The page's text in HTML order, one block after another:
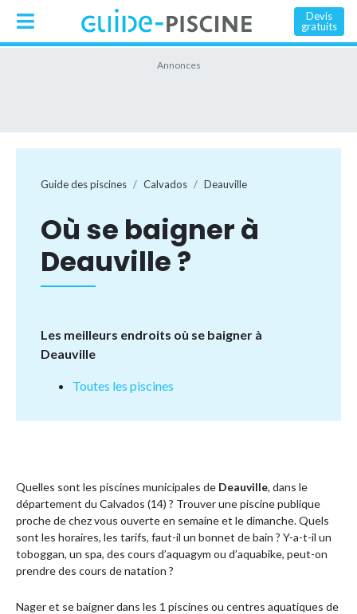
Devis
gratuits
Guide des piscines Calvados Deauville
Où se baigner à
Deauville ?
Les meilleurs endroits où se baigner à
Deauville
Toutes les piscines
Quelles sont les piscines municipales de Deauville, dans le
département du Calvados (14) ? Trouver une piscine publique
proche de chez vous ouverte en semaine et le dimanche. Quels
sont les horaires, les tarifs, faut-il un bonnet de bain ? Y-a-t-il un
toboggan, un spa, des cours d’aquagym ou d’aquabike, peut-on
prendre des cours de natation ?
Nager et se baigner dans les 1 piscines ou centres aquatiques de